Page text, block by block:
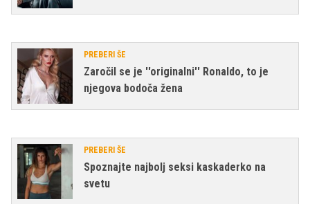
PREBERI ŠE
Zaročil se je ''originalni'' Ronaldo, to je
njegova bodoča žena
PREBERI ŠE
Spoznajte najbolj seksi kaskaderko na
svetu